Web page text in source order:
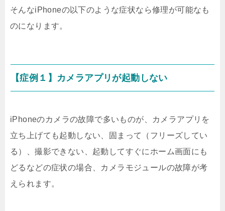
そんなiPhoneの以下のような症状なら修理が可能なも
のになります。
【症例１】カメラアプリが起動しない
iPhoneのカメラの故障で多いものが、カメラアプリを
立ち上げても起動しない、固まって（フリーズしてい
る）、撮影できない、起動してすぐにホーム画面にも
どるなどの症状の場合、カメラモジュールの故障が考
えられます。